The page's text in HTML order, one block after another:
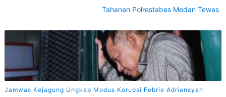
Tahanan Polrestabes Medan Tewas
Jamwas Kejagung Ungkap Modus Korupsi Febrie Adriansyah